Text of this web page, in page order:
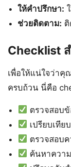
ให้คำปรึกษา:
ช่วยติดตาม:
Checklist
เพื่อให้แน่ใจว่าคุ
ครบถ้วน นี่คือ
ตรวจสอบ
เปรียบเทีย
ตรวจสอบ
ค้นหาควา